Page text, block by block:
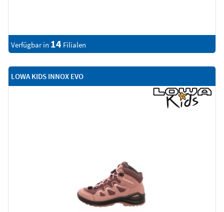
Verfügbar in 14 Filialen
LOWA KIDS INNOX EVO